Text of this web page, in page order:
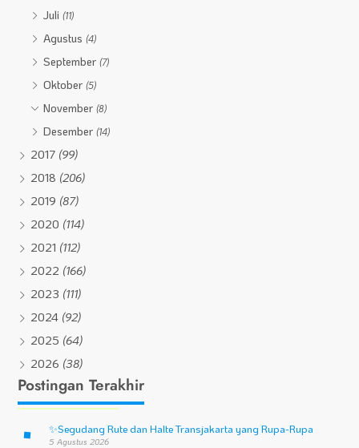
Juli(11)
Agustus(4)
September(7)
Oktober(5)
November(8)
Desember(14)
2017 (99)
2018 (206)
2019 (87)
2020 (114)
2021 (112)
2022 (166)
2023 (111)
2024 (92)
2025 (64)
2026 (38)
Postingan Terakhir
✨Segudang Rute dan Halte Transjakarta yang Rupa-Rupa
5 Agustus 2026